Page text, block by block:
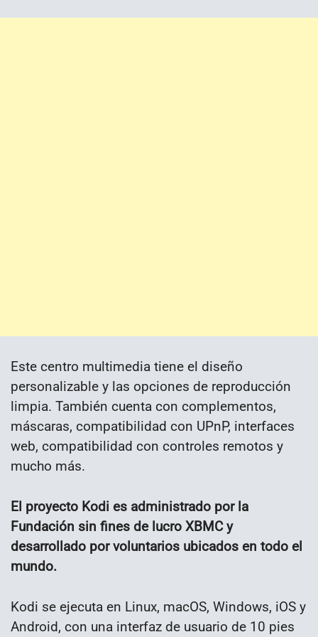
Este centro multimedia tiene el diseño
personalizable y las opciones de reproducción
limpia. También cuenta con complementos,
máscaras, compatibilidad con UPnP, interfaces
web, compatibilidad con controles remotos y
mucho más.
El proyecto Kodi es administrado por la
Fundación sin fines de lucro XBMC y
desarrollado por voluntarios ubicados en todo el
mundo.
Kodi se ejecuta en Linux, macOS, Windows, iOS y
Android, con una interfaz de usuario de 10 pies